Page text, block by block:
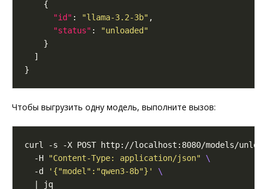
"id" : "llama-3.2-3b"
"status" :
"unloaded"
Чтобы выгрузить одну модель, выполните вызов:
curl -s -X POST http://localhost:8080/models/
  -H
"Content-Type: application/json"
  -d
'{"model":"qwen3-8b"}'